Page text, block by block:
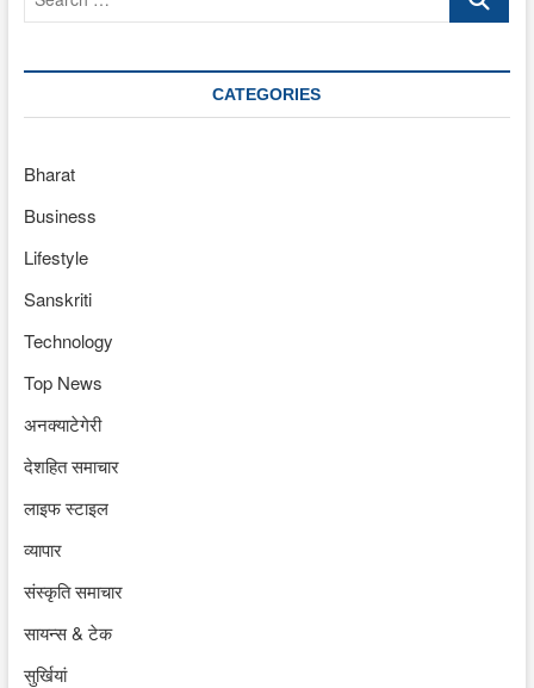
CATEGORIES
Bharat
Business
Lifestyle
Sanskriti
Technology
Top News
अनक्याटेगेरी
देशहित समाचार
लाइफ स्टाइल
व्यापार
संस्कृति समाचार
सायन्स & टेक
सुर्खियां